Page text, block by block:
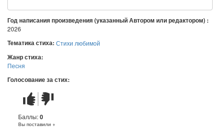
Год написания произведения (указанный Автором или редактором) :
2026
Тематика стиха: Стихи любимой
Жанр стиха:
Песня
Голосование за стих:
Стих
понравился
Стих
не
понравился
Баллы:0
Вы поставили +